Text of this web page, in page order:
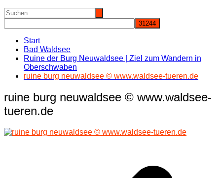
Start
Bad Waldsee
Ruine der Burg Neuwaldsee | Ziel zum Wandern in
Oberschwaben
ruine burg neuwaldsee © www.waldsee-tueren.de
ruine burg neuwaldsee © www.waldsee-
tueren.de